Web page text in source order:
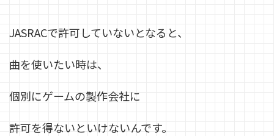
JASRACで許可していないとなると、
曲を使いたい時は、
個別にゲームの製作会社に
許可を得ないといけないんです。